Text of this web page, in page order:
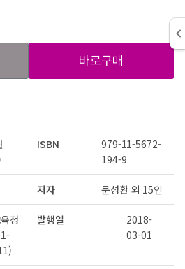
바로구매
ISBN
979-11-5672-
194-9
저자 문성환 외 15인
청
발행일
2018-
03-01